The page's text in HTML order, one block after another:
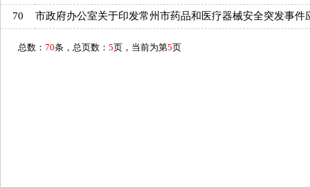
70 市政府办公室关于印发常州市药品和医疗器械安全突发事件
总数： 70条，总页数： 5页，当前为第5页